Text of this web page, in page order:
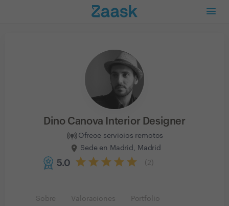
Dino Canova Interior Designer
Ofrece servicios remotos
Sede en Madrid, Madrid
5.0 2
Sobre Valoraciones Portfolio